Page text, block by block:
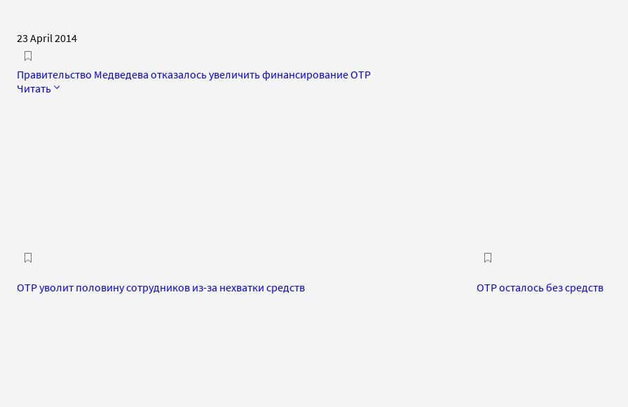
23 April 2014
Правительство Медведева отказалось увеличить финансирование ОТР
Читать
ОТР уволит половину сотрудников из-за нехватки средств ОТР осталось без средств